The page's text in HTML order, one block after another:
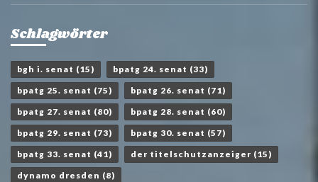
Schlagwörter
bgh i. senat (15) bpatg 24. senat (33)
bpatg 25. senat (75) bpatg 26. senat (71)
bpatg 27. senat (80) bpatg 28. senat (60)
bpatg 29. senat (73) bpatg 30. senat (57)
bpatg 33. senat (41) der titelschutzanzeiger (15)
dynamo dresden (8)